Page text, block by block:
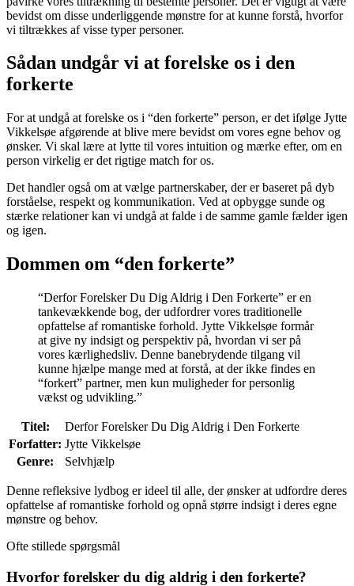
bevidst om disse underliggende mønstre for at kunne forstå, hvorfor
vi tiltrækkes af visse typer personer.
Sådan undgår vi at forelske os i den
forkerte
For at undgå at forelske os i “den forkerte” person, er det ifølge Jytte
Vikkelsøe afgørende at blive mere bevidst om vores egne behov og
ønsker. Vi skal lære at lytte til vores intuition og mærke efter, om en
person virkelig er det rigtige match for os.
Det handler også om at vælge partnerskaber, der er baseret på dyb
forståelse, respekt og kommunikation. Ved at opbygge sunde og
stærke relationer kan vi undgå at falde i de samme gamle fælder igen
og igen.
Dommen om “den forkerte”
“Derfor Forelsker Du Dig Aldrig i Den Forkerte” er en
tankevækkende bog, der udfordrer vores traditionelle
opfattelse af romantiske forhold. Jytte Vikkelsøe formår
at give ny indsigt og perspektiv på, hvordan vi ser på
vores kærlighedsliv. Denne banebrydende tilgang vil
kunne hjælpe mange med at forstå, at der ikke findes en
“forkert” partner, men kun muligheder for personlig
vækst og udvikling.”
Titel:
Derfor Forelsker Du Dig Aldrig i Den Forkerte
Forfatter: Jytte Vikkelsøe
Genre:
Selvhjælp
Denne refleksive lydbog er ideel til alle, der ønsker at udfordre deres
opfattelse af romantiske forhold og opnå større indsigt i deres egne
mønstre og behov.
Ofte stillede spørgsmål
Hvorfor forelsker du dig aldrig i den forkerte?